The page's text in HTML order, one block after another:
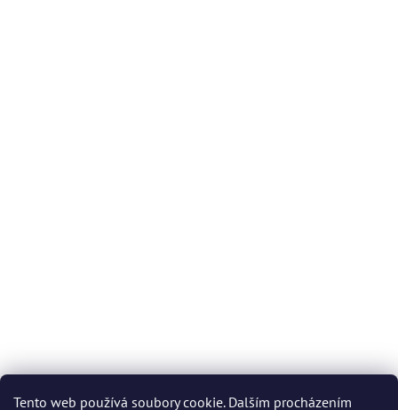
Tento web používá soubory cookie. Dalším procházením